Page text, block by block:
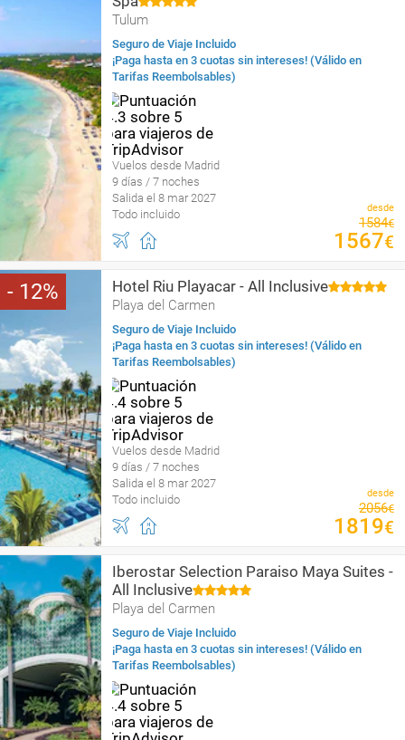
Tulum
Seguro de Viaje Incluido
¡Paga hasta en 3 cuotas sin intereses! (Válido en
Tarifas Reembolsables)
Vuelos desde Madrid
9 días / 7 noches
Salida el 8 mar 2027
Todo incluido
desde
1584€
1567€
12 Hotel Riu Playacar - All Inclusive
Playa del Carmen
Seguro de Viaje Incluido
¡Paga hasta en 3 cuotas sin intereses! (Válido en
Tarifas Reembolsables)
Vuelos desde Madrid
9 días / 7 noches
Salida el 8 mar 2027
Todo incluido
desde
2056€
1819€
Iberostar Selection Paraiso Maya Suites -
All Inclusive
Playa del Carmen
Seguro de Viaje Incluido
¡Paga hasta en 3 cuotas sin intereses! (Válido en
Tarifas Reembolsables)